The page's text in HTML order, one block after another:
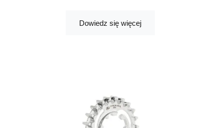
Dowiedz się więcej